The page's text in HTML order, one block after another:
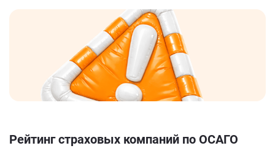
Рейтинг страховых компаний по ОСАГО